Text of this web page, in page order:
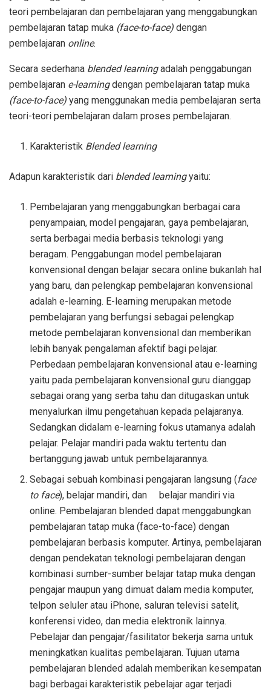
teori pembelajaran dan pembelajaran yang menggabungkan
pembelajaran tatap muka (face-to-face) dengan
pembelajaran online.
Secara sederhana blended learningadalah penggabungan
pembelajaran e-learningdengan pembelajaran tatap muka
(face-to-face) yang menggunakan media pembelajaran serta
teori-teori pembelajaran dalam proses pembelajaran.
Karakteristik Blended learning
Adapun karakteristik dari blended learningyaitu:
Pembelajaran yang menggabungkan berbagai cara
penyampaian, model pengajaran, gaya pembelajaran,
serta berbagai media berbasis teknologi yang
beragam. Penggabungan model pembelajaran
konvensional dengan belajar secara online bukanlah hal
yang baru, dan pelengkap pembelajaran konvensional
adalah e-learning. E-learning merupakan metode
pembelajaran yang berfungsi sebagai pelengkap
metode pembelajaran konvensional dan memberikan
lebih banyak pengalaman afektif bagi pelajar.
Perbedaan pembelajaran konvensional atau e-learning
yaitu pada pembelajaran konvensional guru dianggap
sebagai orang yang serba tahu dan ditugaskan untuk
menyalurkan ilmu pengetahuan kepada pelajaranya.
Sedangkan didalam e-learning fokus utamanya adalah
pelajar. Pelajar mandiri pada waktu tertentu dan
bertanggung jawab untuk pembelajarannya.
Sebagai sebuah kombinasi pengajaran langsung (face
to face), belajar mandiri, dan belajar mandiri via
online. Pembelajaran blended dapat menggabungkan
pembelajaran tatap muka (face-to-face) dengan
pembelajaran berbasis komputer. Artinya, pembelajaran
dengan pendekatan teknologi pembelajaran dengan
kombinasi sumber-sumber belajar tatap muka dengan
pengajar maupun yang dimuat dalam media komputer,
telpon seluler atau iPhone, saluran televisi satelit,
konferensi video, dan media elektronik lainnya.
Pebelajar dan pengajar/fasilitator bekerja sama untuk
meningkatkan kualitas pembelajaran. Tujuan utama
pembelajaran blended adalah memberikan kesempatan
bagi berbagai karakteristik pebelajar agar terjadi